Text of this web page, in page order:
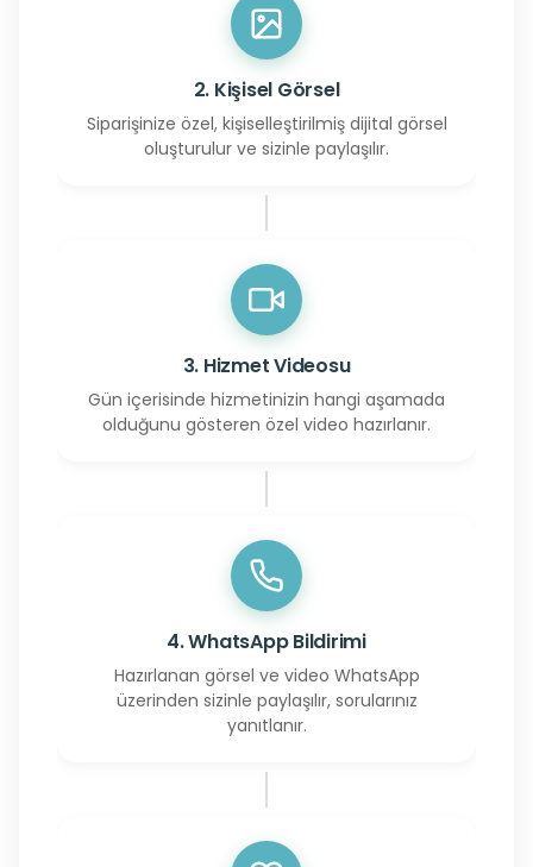
2. Kişisel Görsel
Siparişinize özel, kişiselleştirilmiş dijital görsel
oluşturulur ve sizinle paylaşılır.
3. Hizmet Videosu
Gün içerisinde hizmetinizin hangi aşamada
olduğunu gösteren özel video hazırlanır.
4. WhatsApp Bildirimi
Hazırlanan görsel ve video WhatsApp
üzerinden sizinle paylaşılır, sorularınız
yanıtlanır.